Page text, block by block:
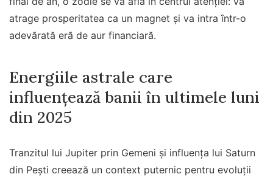
atrage prosperitatea ca un magnet și va intra într-o
adevărată eră de aur financiară.
Energiile astrale care
influențează banii în ultimele luni
din 2025
Tranzitul lui Jupiter prin Gemeni și influența lui Saturn
din Pești creează un context puternic pentru evoluții